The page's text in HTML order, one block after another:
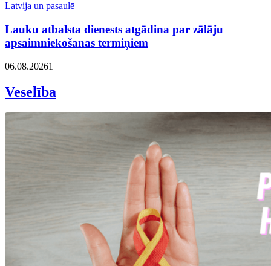
Latvija un pasaulē
Lauku atbalsta dienests atgādina par zālāju
apsaimniekošanas termiņiem
06.08.20261
Veselība